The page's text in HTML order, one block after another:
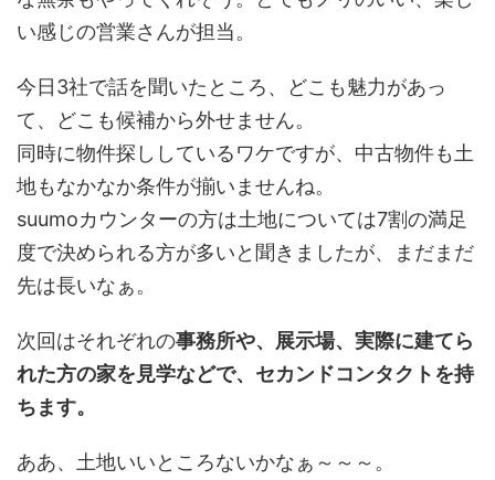
い感じの営業さんが担当。
今日3社で話を聞いたところ、どこも魅力があっ
て、どこも候補から外せません。
同時に物件探ししているワケですが、中古物件も土
地もなかなか条件が揃いませんね。
suumoカウンターの方は土地については7割の満足
度で決められる方が多いと聞きましたが、まだまだ
先は長いなぁ。
次回はそれぞれの事務所や、展示場、実際に建てら
れた方の家を見学などで、セカンドコンタクトを持
ちます。
ああ、土地いいところないかなぁ～～～。